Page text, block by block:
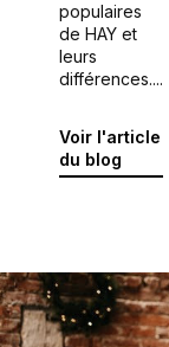
populaires
de HAY et
leurs
différences....
Voir l'article
du blog